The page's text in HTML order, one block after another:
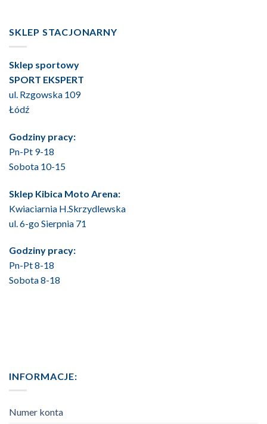
SKLEP STACJONARNY
Sklep sportowy
SPORT EKSPERT
ul. Rzgowska 109
Łódź
Godziny pracy:
Pn-Pt 9-18
Sobota 10-15
Sklep Kibica Moto Arena:
Kwiaciarnia H.Skrzydlewska
ul. 6-go Sierpnia 71
Godziny pracy:
Pn-Pt 8-18
Sobota 8-18
INFORMACJE:
Numer konta